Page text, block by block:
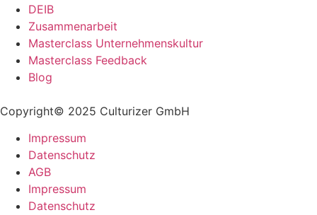
DEIB
Zusammenarbeit
Masterclass Unternehmenskultur
Masterclass Feedback
Blog
Copyright© 2025 Culturizer GmbH
Impressum
Datenschutz
AGB
Impressum
Datenschutz